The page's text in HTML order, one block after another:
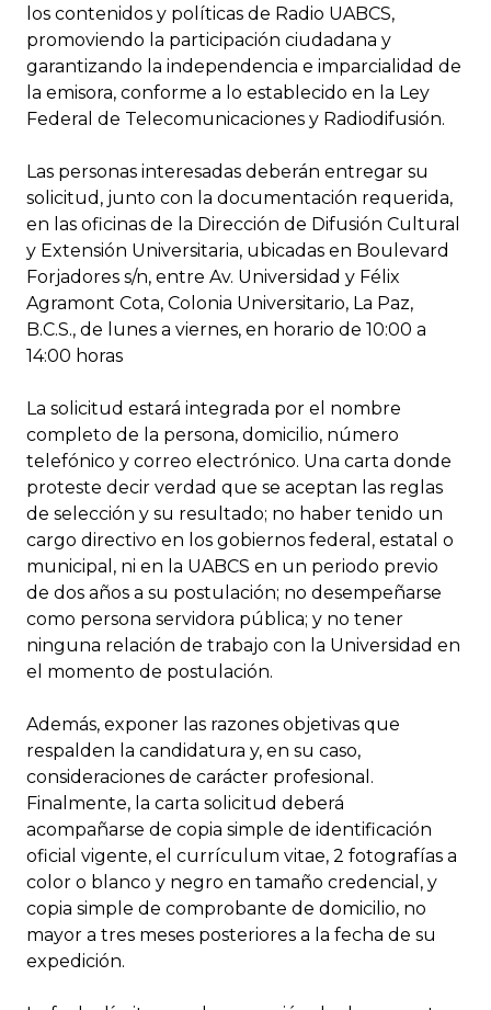
los contenidos y políticas de Radio UABCS,
promoviendo la participación ciudadana y
garantizando la independencia e imparcialidad de
la emisora, conforme a lo establecido en la Ley
Federal de Telecomunicaciones y Radiodifusión.
Las personas interesadas deberán entregar su
solicitud, junto con la documentación requerida,
en las oficinas de la Dirección de Difusión Cultural
y Extensión Universitaria, ubicadas en Boulevard
Forjadores s/n, entre Av. Universidad y Félix
Agramont Cota, Colonia Universitario, La Paz,
B.C.S., de lunes a viernes, en horario de 10:00 a
14:00 horas
La solicitud estará integrada por el nombre
completo de la persona, domicilio, número
telefónico y correo electrónico. Una carta donde
proteste decir verdad que se aceptan las reglas
de selección y su resultado; no haber tenido un
cargo directivo en los gobiernos federal, estatal o
municipal, ni en la UABCS en un periodo previo
de dos años a su postulación; no desempeñarse
como persona servidora pública; y no tener
ninguna relación de trabajo con la Universidad en
el momento de postulación.
Además, exponer las razones objetivas que
respalden la candidatura y, en su caso,
consideraciones de carácter profesional.
Finalmente, la carta solicitud deberá
acompañarse de copia simple de identificación
oficial vigente, el currículum vitae, 2 fotografías a
color o blanco y negro en tamaño credencial, y
copia simple de comprobante de domicilio, no
mayor a tres meses posteriores a la fecha de su
expedición.